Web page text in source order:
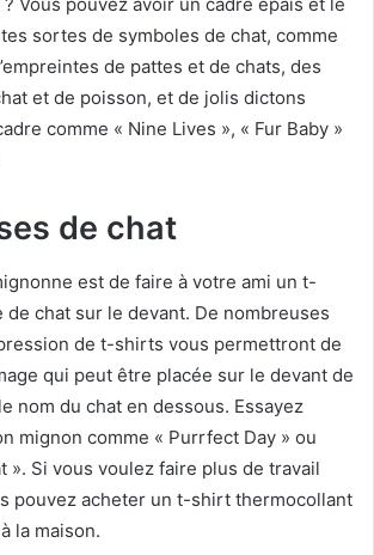
sortes de symboles de chat, comme
de pattes et de chats, des
et de poisson, et de jolis dictons
comme « Nine Lives », « Fur Baby »
de chat
est de faire à votre ami un t-
de chat sur le devant. De nombreuses
de t-shirts vous permettront de
qui peut être placée sur le devant de
nom du chat en dessous. Essayez
mignon comme « Purrfect Day » ou
». Si vous voulez faire plus de travail
pouvez acheter un t-shirt thermocollant
la maison.